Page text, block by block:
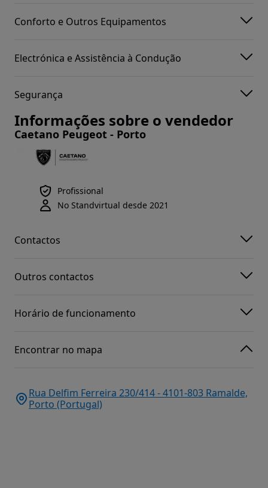
Conforto e Outros Equipamentos
Electrónica e Assistência à Condução
Segurança
Informações sobre o vendedor
Caetano Peugeot - Porto
Profissional
No Standvirtual desde 2021
Contactos
Outros contactos
Horário de funcionamento
Encontrar no mapa
Rua Delfim Ferreira 230/414 - 4101-803 Ramalde,
Porto (Portugal)